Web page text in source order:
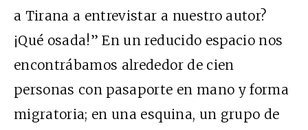
a Tirana a entrevistar a nuestro autor?
¡Qué osada!” En un reducido espacio nos
encontrábamos alrededor de cien
personas con pasaporte en mano y forma
migratoria; en una esquina, un grupo de